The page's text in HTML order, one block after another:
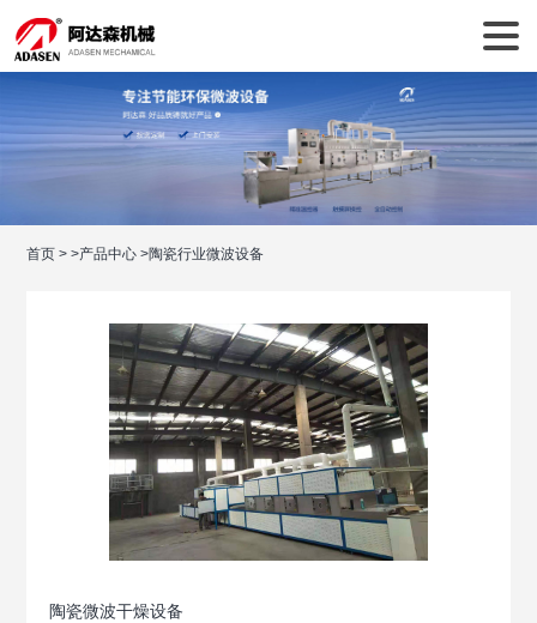
首页 >>产品中心 >陶瓷行业微波设备
陶瓷微波干燥设备